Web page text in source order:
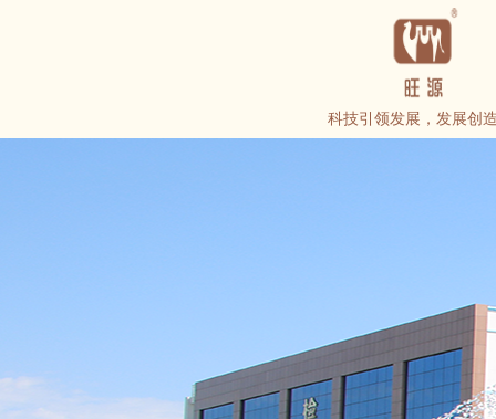
科技引领发展，发展创